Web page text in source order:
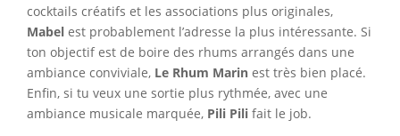
cocktails créatifs et les associations plus originales,
Mabel est probablement l’adresse la plus intéressante. Si
ton objectif est de boire des rhums arrangés dans une
ambiance conviviale, Le Rhum Marin est très bien placé.
Enfin, si tu veux une sortie plus rythmée, avec une
ambiance musicale marquée, Pili Pili fait le job.